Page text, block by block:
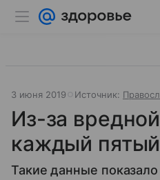
3 июня 2019 Источник:
Из-за
каждый
Такие данные